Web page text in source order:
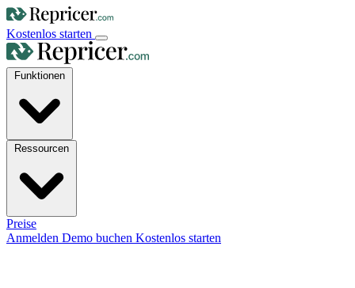
Kostenlos starten
Preise
Anmelden Demo buchen Kostenlos starten